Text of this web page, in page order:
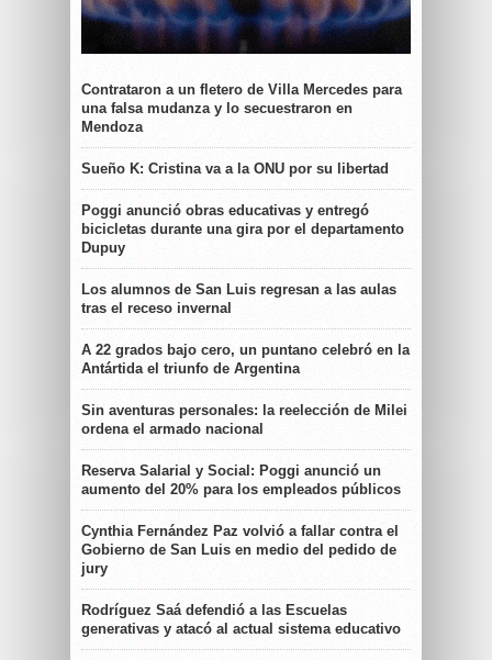
Contrataron a un fletero de Villa Mercedes para
una falsa mudanza y lo secuestraron en
Mendoza
Sueño K: Cristina va a la ONU por su libertad
Poggi anunció obras educativas y entregó
bicicletas durante una gira por el departamento
Dupuy
Los alumnos de San Luis regresan a las aulas
tras el receso invernal
A 22 grados bajo cero, un puntano celebró en la
Antártida el triunfo de Argentina
Sin aventuras personales: la reelección de Milei
ordena el armado nacional
Reserva Salarial y Social: Poggi anunció un
aumento del 20% para los empleados públicos
Cynthia Fernández Paz volvió a fallar contra el
Gobierno de San Luis en medio del pedido de
jury
Rodríguez Saá defendió a las Escuelas
generativas y atacó al actual sistema educativo